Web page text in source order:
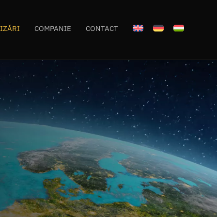
COMPANIE CONTACT